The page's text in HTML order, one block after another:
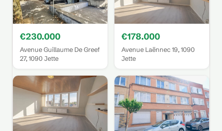
€230.000
Avenue Guillaume De Greef
27, 1090 Jette
€178.000
Avenue Laënnec 19, 1090
Jette